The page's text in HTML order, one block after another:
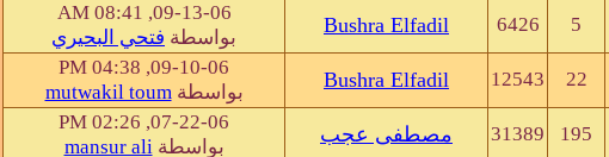
5
6426
Bushra Elfadil
09-13-06, 08:41 AM
بواسطة فتحي البحيري
22
12543
Bushra Elfadil
09-10-06, 04:38 PM
بواسطةmutwakil toum
195
31389 مصطفى عجب
07-22-06, 02:26 PM
بواسطةmansur ali